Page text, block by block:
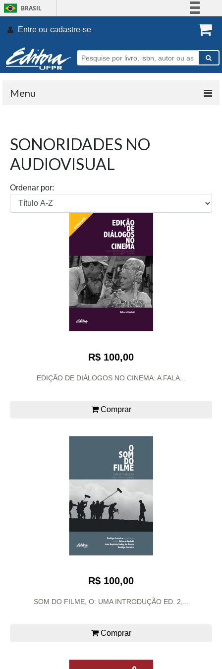
BRASIL
Participe
Entre ou cadastre-se.
Menu
SONORIDADES NO
AUDIOVISUAL
Ordenar por:
R$ 100,00
EDIÇÃO DE DIÁLOGOS NO CINEMA: A FALA...
Comprar
R$ 100,00
SOM DO FILME, O: UMA INTRODUÇÃO ED. 2,...
Comprar